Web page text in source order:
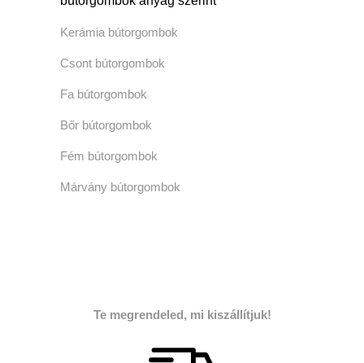
Kerámia bútorgombok
Csont bútorgombok
Fa bútorgombok
Bőr bútorgombok
Fém bútorgombok
Márvány bútorgombok
Te megrendeled, mi kiszállítjuk!